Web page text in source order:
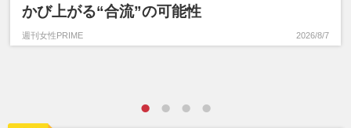
かび上がる“合流”の可能性
週刊女性PRIME 2026/8/7